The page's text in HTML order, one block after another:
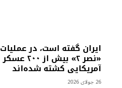
ایران گفته است، در عملیات
«نصر ۲» بیش از ۲۰۰ عسکر
آمریکایی کشته شده‌اند
26 جولای 2026